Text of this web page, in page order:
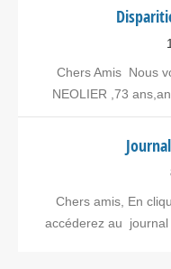
Chers Amis Nous
NEOLIER ,73
Chers amis, En
accéderez au